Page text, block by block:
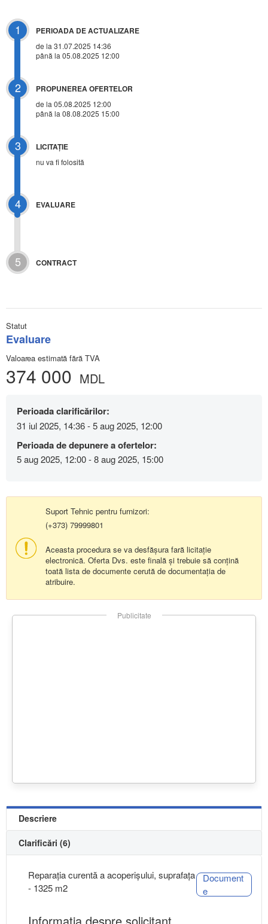
1 PERIOADA DE ACTUALIZARE
de la 31.07.2025 14:36
până la 05.08.2025 12:00
2 PROPUNEREA OFERTELOR
de la 05.08.2025 12:00
până la 08.08.2025 15:00
3 LICITAŢIE
nu va fi folosită
4 EVALUARE
5 CONTRACT
Statut
Evaluare
Valoarea estimată fără TVA
374 000 MDL
Perioada clarificărilor:
31 iul 2025, 14:36 - 5 aug 2025, 12:00
Perioada de depunere a ofertelor:
5 aug 2025, 12:00 - 8 aug 2025, 15:00
Suport Tehnic pentru furnizori:
(+373) 79999801
Aceasta procedura se va desfășura fară licitație
electronică. Oferta Dvs. este finală și trebuie să conțină
toată lista de documente cerută de documentația de
atribuire.
Publicitate
Descriere
Clarificări (6)
Reparația curentă a acoperișului, suprafața
- 1325 m2
Document
e